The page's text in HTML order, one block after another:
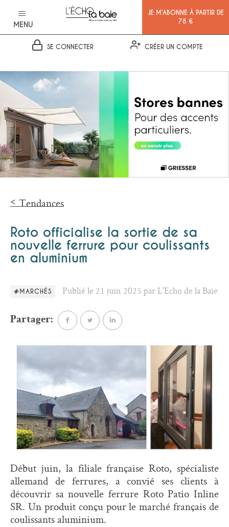
MENU
JE M’ABONNE À PARTIR DE
78 €
SE CONNECTER CRÉER UN COMPTE
Tendances
Roto officialise la sortie de sa
nouvelle ferrure pour coulissants
en aluminium
#MARCHÉS Publié le 21 juin 2025 par L'Echo de la Baie
Partager:
Début juin, la filiale française Roto, spécialiste
allemand de ferrures, a convié ses clients à
découvrir sa nouvelle ferrure Roto Patio Inline
SR. Un produit conçu pour le marché français de
coulissants aluminium.